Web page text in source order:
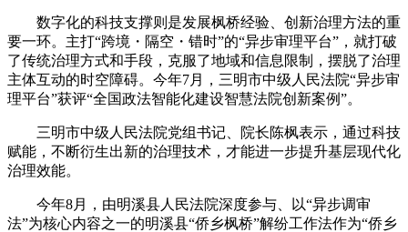
数字化的科技支撑则是发展枫桥经验、创新治理方法的重
要一环。主打“跨境・隔空・错时”的“异步审理平台”，就打破
了传统治理方式和手段，克服了地域和信息限制，摆脱了治理
主体互动的时空障碍。今年7月，三明市中级人民法院“异步审
理平台”获评“全国政法智能化建设智慧法院创新案例”。
三明市中级人民法院党组书记、院长陈枫表示，通过科技
赋能，不断衍生出新的治理技术，才能进一步提升基层现代化
治理效能。
今年8月，由明溪县人民法院深度参与、以“异步调审
法”为核心内容之一的明溪县“侨乡枫桥”解纷工作法作为“侨乡